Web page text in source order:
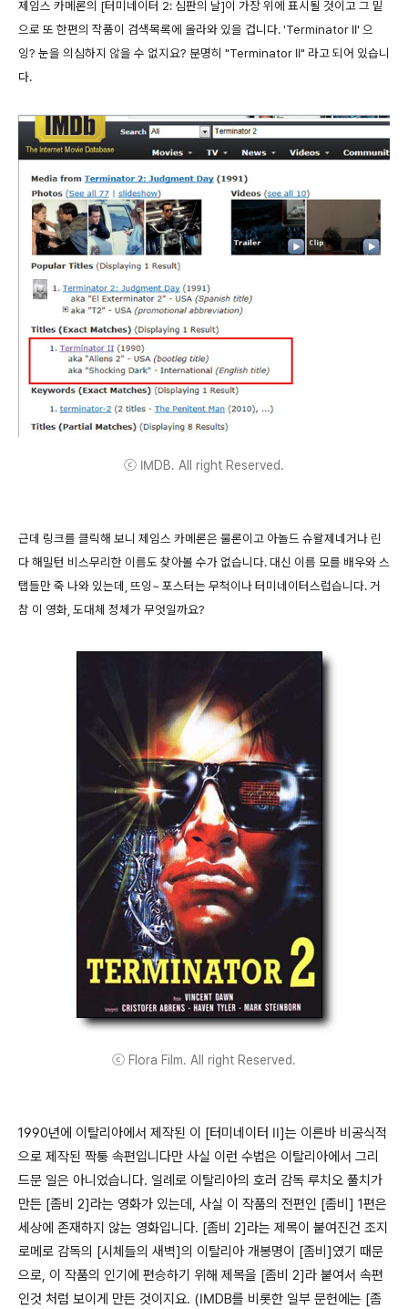
제임스 카메론의 [터미네이터 2: 심판의 날]이 가장 위에 표시될 것이고 그 밑
으로 또 한편의 작품이 검색목록에 올라와 있을 겁니다. 'Terminator II' 으
잉? 눈을 의심하지 않을 수 없지요? 분명히 "Terminator II" 라고 되어 있습니
다.
ⓒ IMDB. All right Reserved.
근데 링크를 클릭해 보니 제임스 카메론은 물론이고 아놀드 슈왈제네거나 린
다 해밀턴 비스무리한 이름도 찾아볼 수가 없습니다. 대신 이름 모를 배우와 스
탭들만 죽 나와 있는데, 뜨잉~ 포스터는 무척이나 터미네이터스럽습니다. 거
참 이 영화, 도대체 정체가 무엇일까요?
ⓒ Flora Film. All right Reserved.
1990년에 이탈리아에서 제작된 이 [터미네이터 II]는 이른바 비공식적
으로 제작된 짝퉁 속편입니다만 사실 이런 수법은 이탈리아에서 그리
드문 일은 아니었습니다. 일례로 이탈리아의 호러 감독 루치오 풀치가
만든 [좀비 2]라는 영화가 있는데, 사실 이 작품의 전편인 [좀비] 1편은
세상에 존재하지 않는 영화입니다. [좀비 2]라는 제목이 붙여진건 조지
로메로 감독의 [시체들의 새벽]의 이탈리아 개봉명이 [좀비]였기 때문
으로, 이 작품의 인기에 편승하기 위해 제목을 [좀비 2]라 붙여서 속편
인것 처럼 보이게 만든 것이지요. (IMDB를 비롯한 일부 문헌에는 [좀